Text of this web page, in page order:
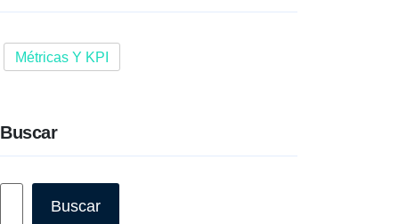
Métricas Y KPI
Buscar
Buscar